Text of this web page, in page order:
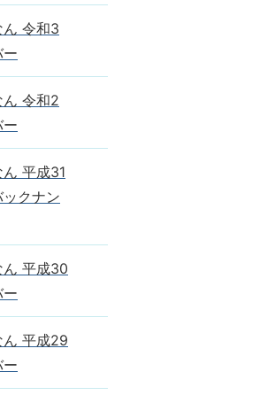
令和3
令和2
平成31
クナン
ん 平成30
ん 平成29